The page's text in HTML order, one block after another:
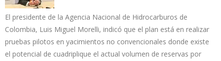
El presidente de la Agencia Nacional de Hidrocarburos de
Colombia, Luis Miguel Morelli, indicó que el plan está en realizar
pruebas pilotos en yacimientos no convencionales donde existe
el potencial de cuadriplique el actual volumen de reservas por